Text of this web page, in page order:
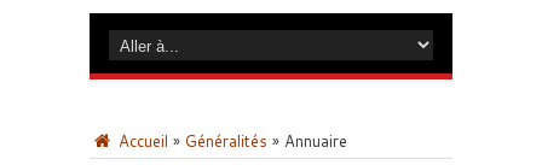
Accueil » Généralités » Annuaire